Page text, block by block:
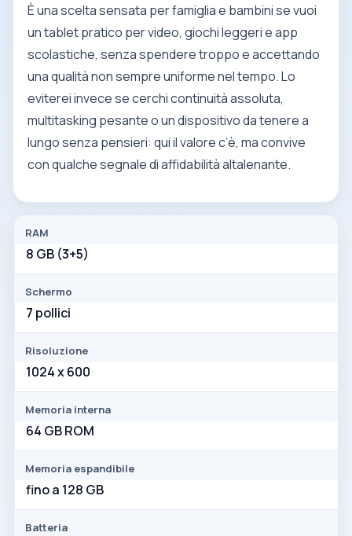
È una scelta sensata per famiglia e bambini se vuoi
un tablet pratico per video, giochi leggeri e app
scolastiche, senza spendere troppo e accettando
una qualità non sempre uniforme nel tempo. Lo
eviterei invece se cerchi continuità assoluta,
multitasking pesante o un dispositivo da tenere a
lungo senza pensieri: qui il valore c’è, ma convive
con qualche segnale di affidabilità altalenante.
RAM
8 GB (3+5)
Schermo
7 pollici
Risoluzione
1024 x 600
Memoria interna
64 GB ROM
Memoria espandibile
fino a 128 GB
Batteria